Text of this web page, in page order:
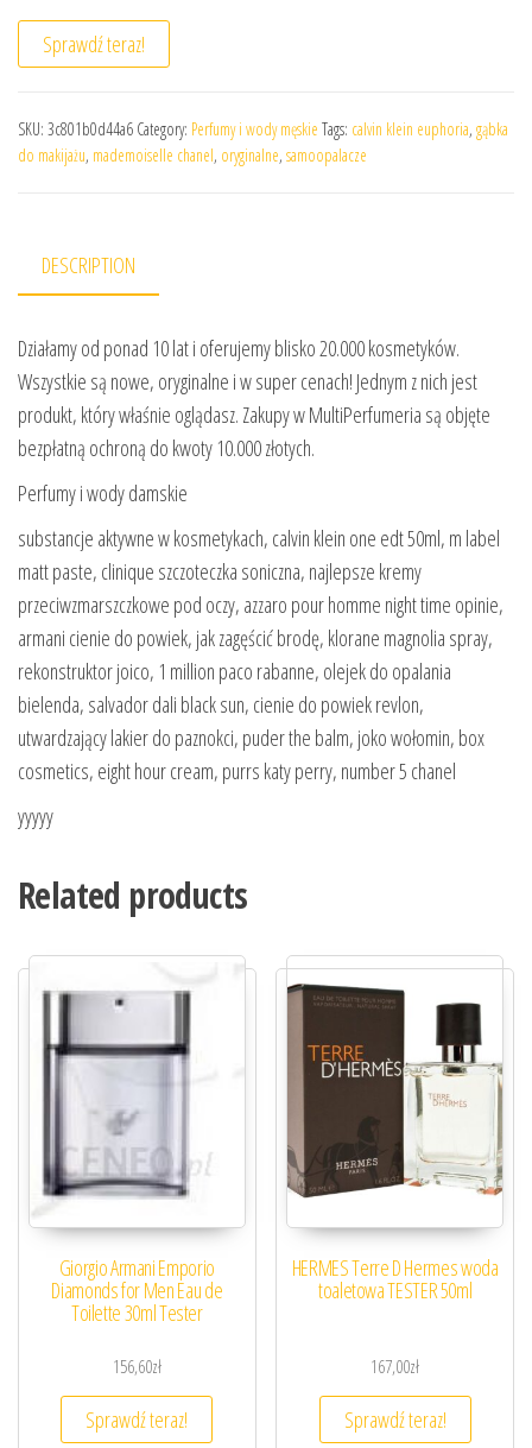
Sprawdź teraz!
SKU: 3c801b0d44a6 Category: Perfumy i wody męskie Tags: calvin klein euphoria, gąbka
do makijażu, mademoiselle chanel, oryginalne, samoopalacze
DESCRIPTION
Działamy od ponad 10 lat i oferujemy blisko 20.000 kosmetyków.
Wszystkie są nowe, oryginalne i w super cenach! Jednym z nich jest
produkt, który właśnie oglądasz. Zakupy w MultiPerfumeria są objęte
bezpłatną ochroną do kwoty 10.000 złotych.
Perfumy i wody damskie
substancje aktywne w kosmetykach, calvin klein one edt 50ml, m label
matt paste, clinique szczoteczka soniczna, najlepsze kremy
przeciwzmarszczkowe pod oczy, azzaro pour homme night time opinie,
armani cienie do powiek, jak zagęścić brodę, klorane magnolia spray,
rekonstruktor joico, 1 million paco rabanne, olejek do opalania
bielenda, salvador dali black sun, cienie do powiek revlon,
utwardzający lakier do paznokci, puder the balm, joko wołomin, box
cosmetics, eight hour cream, purrs katy perry, number 5 chanel
yyyyy
Related products
Giorgio Armani Emporio
Diamonds for Men Eau de
Toilette 30ml Tester
156,60zł
Sprawdź teraz!
HERMES Terre D Hermes woda
toaletowa TESTER 50ml
167,00zł
Sprawdź teraz!